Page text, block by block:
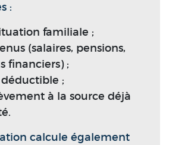
:
familiale ;
(salaires, pensions,
financiers) ;
déductible ;
à la source déjà
calcule également